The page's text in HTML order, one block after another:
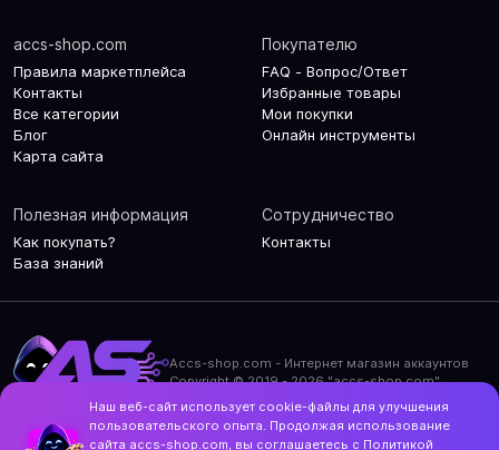
accs-shop.com
Правила маркетплейса
Контакты
Все категории
Блог
Карта сайта
Покупателю
FAQ - Вопрос/Ответ
Избранные товары
Мои покупки
Онлайн инструменты
Полезная информация
Как покупать?
База знаний
Сотрудничество
Контакты
Accs-shop.com - Интернет магазин аккаунтов
Copyright © 2019 - 2026 "accs-shop.com"
Политика использования cookie-файлов
Наш веб-сайт использует cookie-файлы для улучшения
пользовательского опыта. Продолжая использование
сайта accs-shop.com, вы соглашаетесь с Политикой